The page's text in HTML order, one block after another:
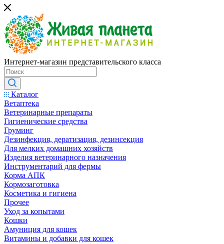
Интернет-магазин представительского класса
Каталог
Ветаптека
Ветеринарные препараты
Гигиенические средства
Груминг
Дезинфекция, дератизация, дезинсекция
Для мелких домашних хозяйств
Изделия ветеринарного назначения
Инструментарий для фермы
Корма АПК
Кормозаготовка
Косметика и гигиена
Прочее
Уход за копытами
Кошки
Амуниция для кошек
Витамины и добавки для кошек